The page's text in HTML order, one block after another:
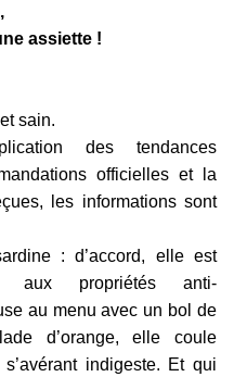
assiette !
sain.
des tendances
officielles et la
les informations sont
: d’accord, elle est
aux propriétés anti-
au menu avec un bol de
d’orange, elle coule
indigeste. Et qui